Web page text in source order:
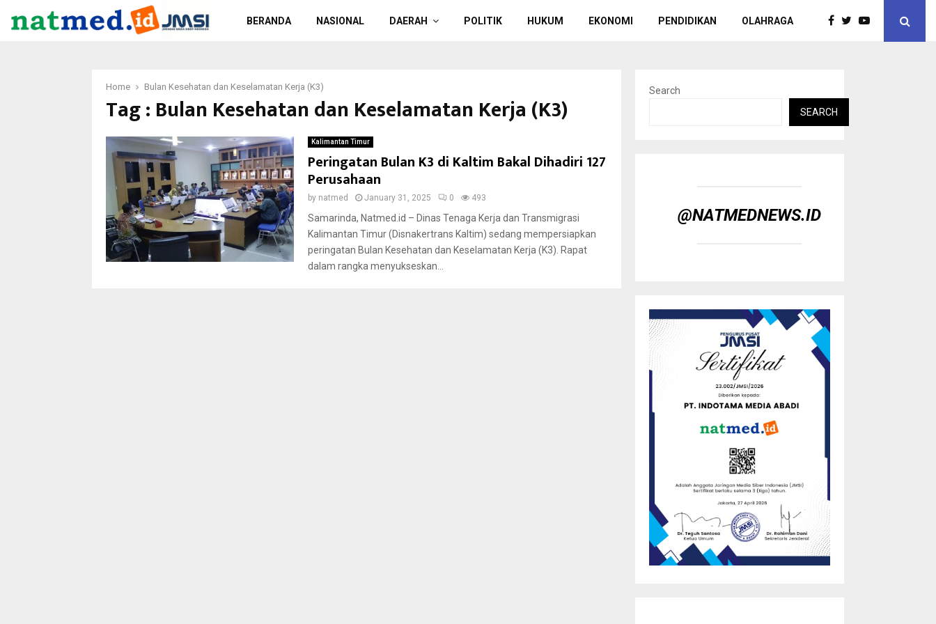
BERANDA NASIONAL DAERAH POLITIK HUKUM EKONOMI PENDIDIKAN OLAHRAGA
Home Bulan Kesehatan dan Keselamatan Kerja (K3)
Tag : Bulan Kesehatan dan Keselamatan Kerja (K3)
Kalimantan Timur
Peringatan Bulan K3 di Kaltim Bakal Dihadiri 127
Perusahaan
by natmed January 31, 2025 0 493
Samarinda, Natmed.id – Dinas Tenaga Kerja dan Transmigrasi
Kalimantan Timur (Disnakertrans Kaltim) sedang mempersiapkan
peringatan Bulan Kesehatan dan Keselamatan Kerja (K3). Rapat
dalam rangka menyukseskan...
Search
SEARCH
@NATMEDNEWS.ID